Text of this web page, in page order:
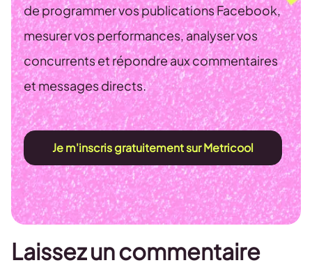
de programmer vos publications Facebook,
mesurer vos performances, analyser vos
concurrents et répondre aux commentaires
et messages directs.
Je m'inscris gratuitement sur Metricool
Laissez un commentaire